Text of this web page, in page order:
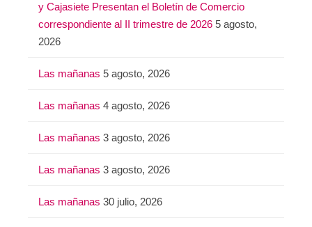
y Cajasiete Presentan el Boletín de Comercio
correspondiente al II trimestre de 2026 5 agosto,
2026
Las mañanas 5 agosto, 2026
Las mañanas 4 agosto, 2026
Las mañanas 3 agosto, 2026
Las mañanas 3 agosto, 2026
Las mañanas 30 julio, 2026